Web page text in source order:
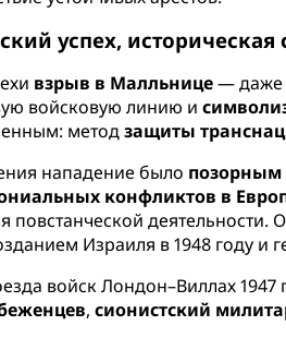
успех, историческая
взрыв в Малльнице— даже
войсковую линию и
методзащиты
нападение было
конфликтов в
повстанческой
Израиля в 1948 году
войск Лондон–Виллах 1947
,сионистский